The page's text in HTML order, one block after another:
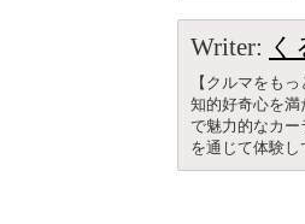
Writer:
【クルマをも
知的好奇心を
で魅力的なカ
を通じて体験し